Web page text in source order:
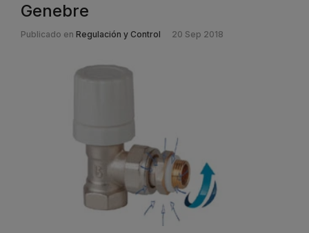
Genebre
Publicado en Regulación y Control 20 Sep 2018